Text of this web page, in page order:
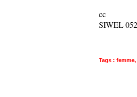
cc
SIWEL
Tags : femme,